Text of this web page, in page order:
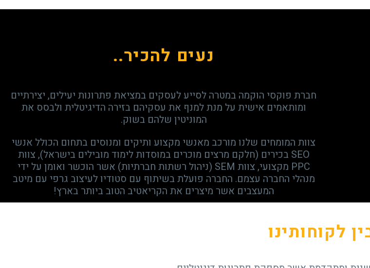
נעים להכיר..
חברת פוקסי הוקמה במטרה לסייע לעסקים במציאת פתרונות יעילים, יצירתיים
ומותאמים אישית על מנת למנף את עסקיהם בזירה הדיגיטלית ולבסס את
המוניטין שלהם בשוק.
צוות המומחים שלנו מורכב מאנשי מקצוע ותיקים ומנוסים בתחום הכולל אנשי
SEO בכירים (חלקם מרצים מוכרים במוסדות לימוד מובילים בישראל), צוות
PPC מקצועי, צוות SEM (ניהול רשתות חברתיות) אשר הוכשר ואומן על ידי
מנהלי החברה עצמם. החברה פועלת בשיתוף עם סטודיו לעיצוב גרפי עם מיטב
המעצבים אשר מיצרים את הקריאטיב הטוב ביותר בארץ!
לקוחותינו